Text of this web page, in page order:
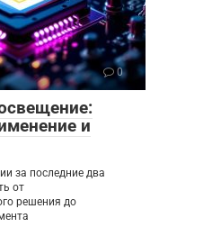
0
и
за последние два
от
решения до